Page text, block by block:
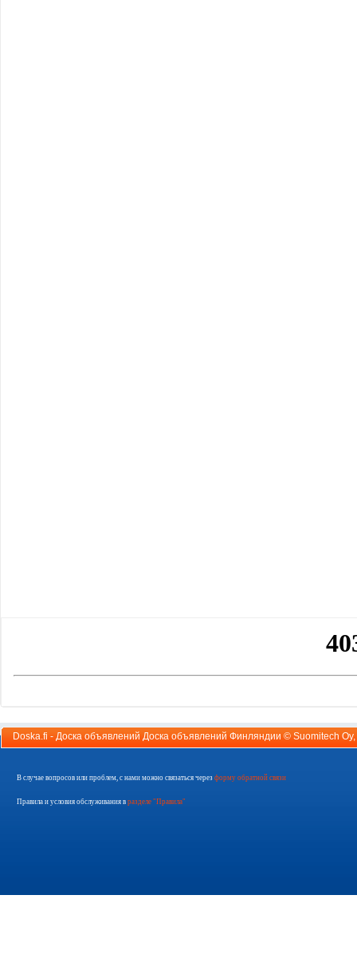
Doska.fi - Доска объявлений Доска объявлений Финляндии © Suomitech Oy
В случае вопросов или проблем, с нами можно связаться через форму обратной связи
Правила и условия обслуживания в разделе "Правила"